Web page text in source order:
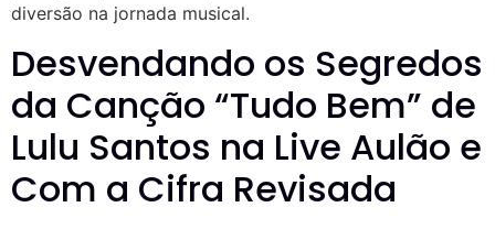
diversão na jornada musical.
Desvendando os Segredos
da Canção “Tudo Bem” de
Lulu Santos na Live Aulão e
Com a Cifra Revisada